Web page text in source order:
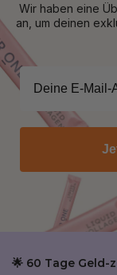
Wir haben eine
an, um deinen
🌟 60 Tage Geld-